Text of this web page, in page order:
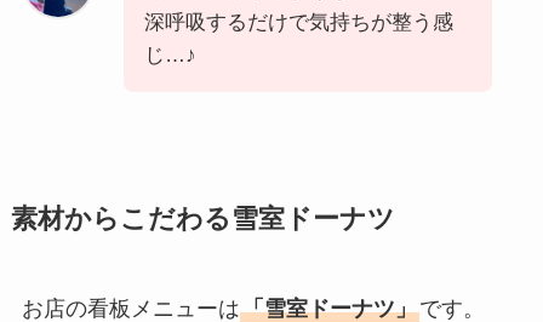
深呼吸するだけで気持ちが整う感
じ…♪
素材からこだわる雪室ドーナツ
お店の看板メニューは「雪室ドーナツ」です。